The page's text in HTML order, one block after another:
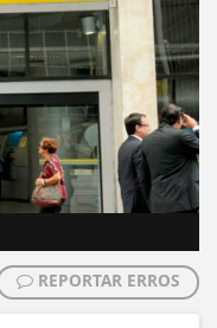
REPORTAR ERROS